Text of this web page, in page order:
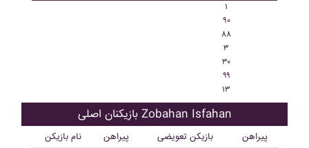
۱
۹۰
۸۸
۳
۳۰
۹۹
۱۳
بازیکنان اصلی Zobahan Isfahan
نام بازیکن پیراهن بازیکن تعویضی پیراهن